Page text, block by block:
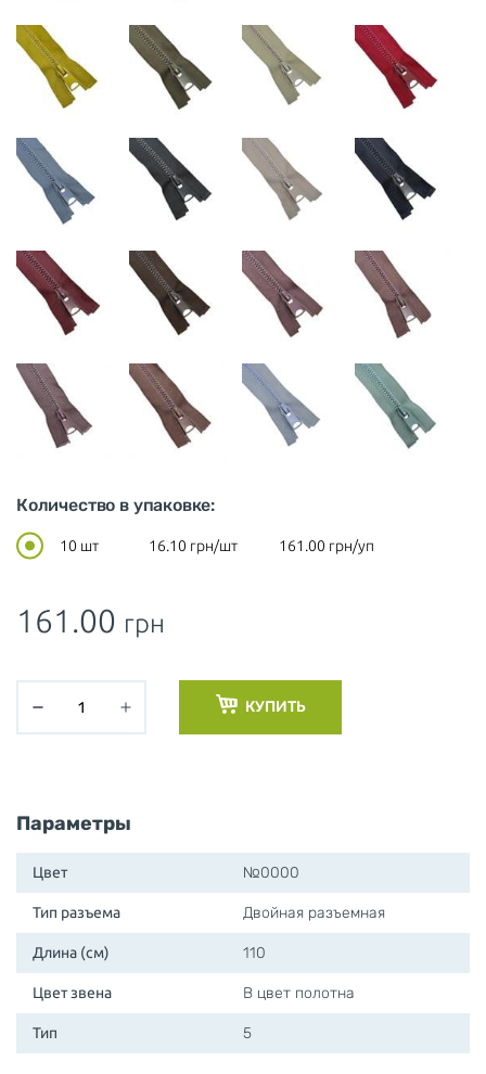
Количество в упаковке:
10 шт 16.10 грн/шт 161.00 грн/уп
161.00 грн
КУПИТЬ
Параметры
Цвет №0000
Тип разъема Двойная разъемная
Длина (см) 110
Цвет звена В цвет полотна
Тип 5